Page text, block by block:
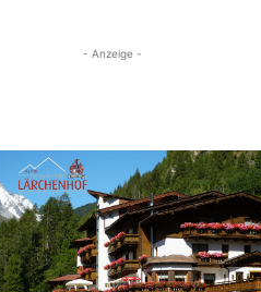
- Anzeige -